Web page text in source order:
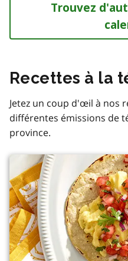
Trouvez
Recettes à la
Jetez un coup d'œil à nos
différentes émissions de
province.